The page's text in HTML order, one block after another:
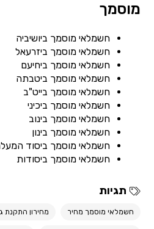
מוסמך
חשמלאי מוסמך ביושיביה
חשמלאי מוסמך ביזרעאל
חשמלאי מוסמך ביחיעם
חשמלאי מוסמך ביטבתה
חשמלאי מוסמך בייט"ב
חשמלאי מוסמך ביכיני
חשמלאי מוסמך בינוב
חשמלאי מוסמך בינון
חשמלאי מוסמך ביסוד
חשמלאי מוסמך ביסודות
תגיות
חשמלאי מוסמך מחיר מחירון התקנת